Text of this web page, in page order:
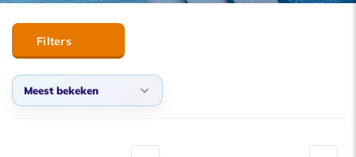
Filters
Meest bekeken